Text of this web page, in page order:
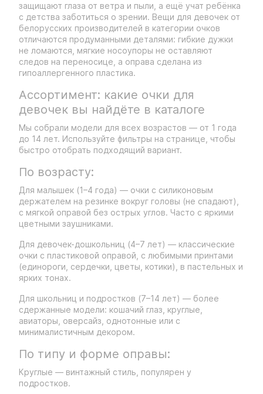
защищают глаза от ветра и пыли, а ещё учат ребёнка
с детства заботиться о зрении. Вещи для девочек от
белорусских производителей в категории очков
отличаются продуманными деталями: гибкие дужки
не ломаются, мягкие носоупоры не оставляют
следов на переносице, а оправа сделана из
гипоаллергенного пластика.
Ассортимент: какие очки для
девочек вы найдёте в каталоге
Мы собрали модели для всех возрастов — от 1 года
до 14 лет. Используйте фильтры на странице, чтобы
быстро отобрать подходящий вариант.
По возрасту:
Для малышек (1–4 года) — очки с силиконовым
держателем на резинке вокруг головы (не спадают),
с мягкой оправой без острых углов. Часто с яркими
цветными заушниками.
Для девочек-дошкольниц (4–7 лет) — классические
очки с пластиковой оправой, с любимыми принтами
(единороги, сердечки, цветы, котики), в пастельных и
ярких тонах.
Для школьниц и подростков (7–14 лет) — более
сдержанные модели: кошачий глаз, круглые,
авиаторы, оверсайз, однотонные или с
минималистичным декором.
По типу и форме оправы:
Круглые — винтажный стиль, популярен у
подростков.